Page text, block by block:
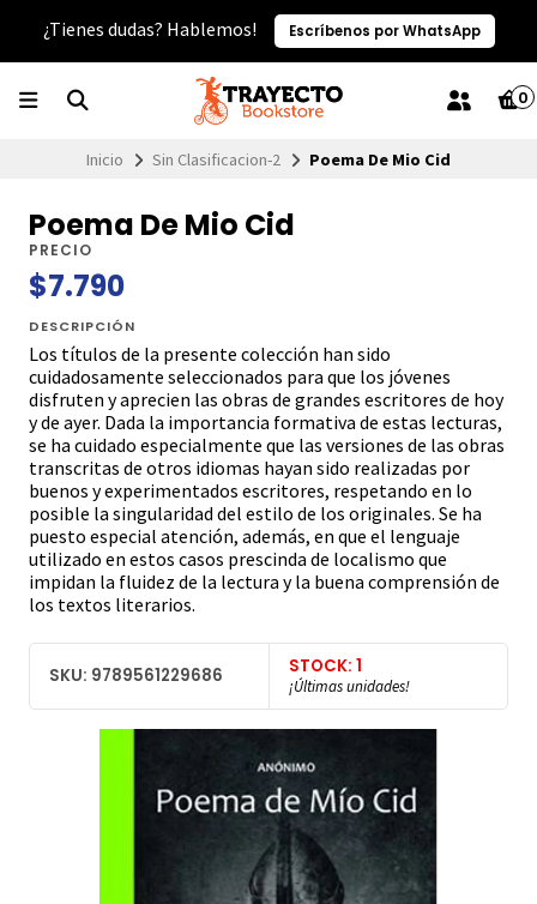
¿Tienes dudas? Hablemos! Escríbenos por WhatsApp
0
Inicio Sin Clasificacion-2 Poema De Mio Cid
Poema De Mio Cid
PRECIO
$7.790
DESCRIPCIÓN
Los títulos de la presente colección han sido
cuidadosamente seleccionados para que los jóvenes
disfruten y aprecien las obras de grandes escritores de hoy
y de ayer. Dada la importancia formativa de estas lecturas,
se ha cuidado especialmente que las versiones de las obras
transcritas de otros idiomas hayan sido realizadas por
buenos y experimentados escritores, respetando en lo
posible la singularidad del estilo de los originales. Se ha
puesto especial atención, además, en que el lenguaje
utilizado en estos casos prescinda de localismo que
impidan la fluidez de la lectura y la buena comprensión de
los textos literarios.
SKU: 9789561229686 STOCK: 1
¡Últimas unidades!